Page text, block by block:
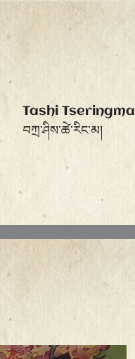
Tashi Tseringma
བཀྲ་ཤིས་ཚེ་རིང་མ།